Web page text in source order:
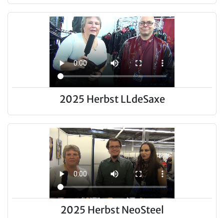
2025 Herbst LLdeSaxe
2025 Herbst NeoSteel